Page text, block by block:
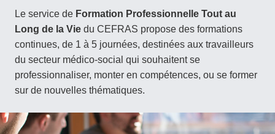
Le service de Formation Professionnelle Tout au
Long de la Vie du CEFRAS propose des formations
continues, de 1 à 5 journées, destinées aux travailleurs
du secteur médico-social qui souhaitent se
professionnaliser, monter en compétences, ou se former
sur de nouvelles thématiques.